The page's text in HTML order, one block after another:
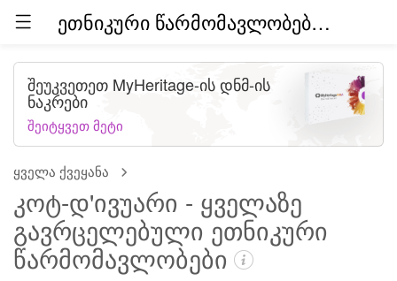
ეთნიკური წარმომავლობები მთელ მსოფლიოში (ბეტა)
ყველა ქვეყანა
კოტ-დ'ივუარი - ყველაზე
გავრცელებული ეთნიკური
წარმომავლობები
შეუკვეთეთ MyHeritage-ის დნმ-ის
ნაკრები
შეიტყვეთ მეტი